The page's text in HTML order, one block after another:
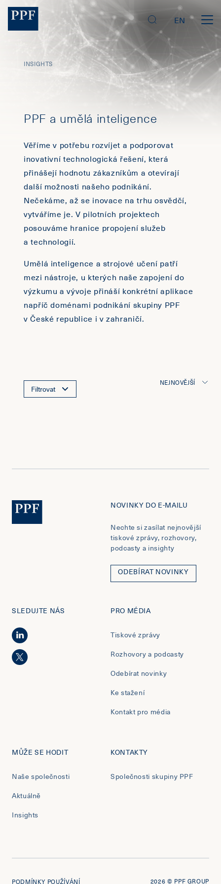
EN
INSIGHTS
PPF a umělá inteligence
Věříme v potřebu rozvíjet a podporovat
inovativní technologická řešení, která
přinášejí hodnotu zákazníkům a otevírají
další možnosti našeho podnikání.
Nečekáme, až se inovace na trhu osvědčí,
vytváříme je. V pilotních projektech
posouváme hranice propojení služeb
a technologií.
Umělá inteligence a strojové učení patří
mezi nástroje, u kterých naše zapojení do
výzkumu a vývoje přináší konkrétní aplikace
napříč doménami podnikání skupiny PPF
v České republice i v zahraničí.
Filtrovat
NEJNOVĚJŠÍ
NOVINKY DO E-MAILU
Nechte si zasílat nejnovější
tiskové zprávy, rozhovory,
podcasty a insighty
ODEBÍRAT NOVINKY
SLEDUJTE NÁS PRO MÉDIA
Tiskové zprávy
Rozhovory a podcasty
Odebírat novinky
Ke stažení
Kontakt pro média
MŮŽE SE HODIT
Naše společnosti
Aktuálně
Insights
KONTAKTY
Společnosti skupiny PPF
PODMÍNKY POUŽÍVÁNÍ 2026 © PPF GROUP